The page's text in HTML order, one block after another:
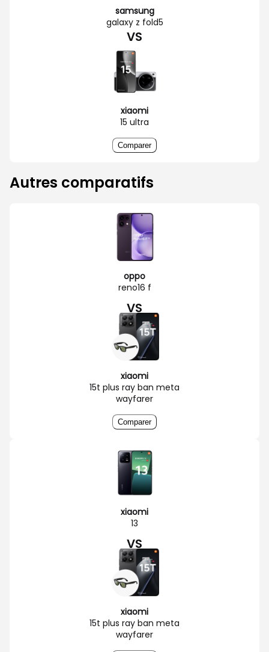
samsung
galaxy z fold5
VS
xiaomi
15 ultra
Comparer
Autres comparatifs
oppo
reno16 f
VS
xiaomi
15t plus ray ban meta
wayfarer
Comparer
xiaomi
13
VS
xiaomi
15t plus ray ban meta
wayfarer